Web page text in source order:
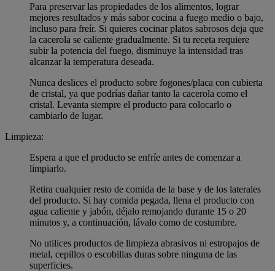
Para preservar las propiedades de los alimentos, lograr
mejores resultados y más sabor cocina a fuego medio o bajo,
incluso para freír. Si quieres cocinar platos sabrosos deja que
la cacerola se caliente gradualmente. Si tu receta requiere
subir la potencia del fuego, disminuye la intensidad tras
alcanzar la temperatura deseada.
Nunca deslices el producto sobre fogones/placa con cubierta
de cristal, ya que podrías dañar tanto la cacerola como el
cristal. Levanta siempre el producto para colocarlo o
cambiarlo de lugar.
Limpieza:
Espera a que el producto se enfríe antes de comenzar a
limpiarlo.
Retira cualquier resto de comida de la base y de los laterales
del producto. Si hay comida pegada, llena el producto con
agua caliente y jabón, déjalo remojando durante 15 o 20
minutos y, a continuación, lávalo como de costumbre.
No utilices productos de limpieza abrasivos ni estropajos de
metal, cepillos o escobillas duras sobre ninguna de las
superficies.